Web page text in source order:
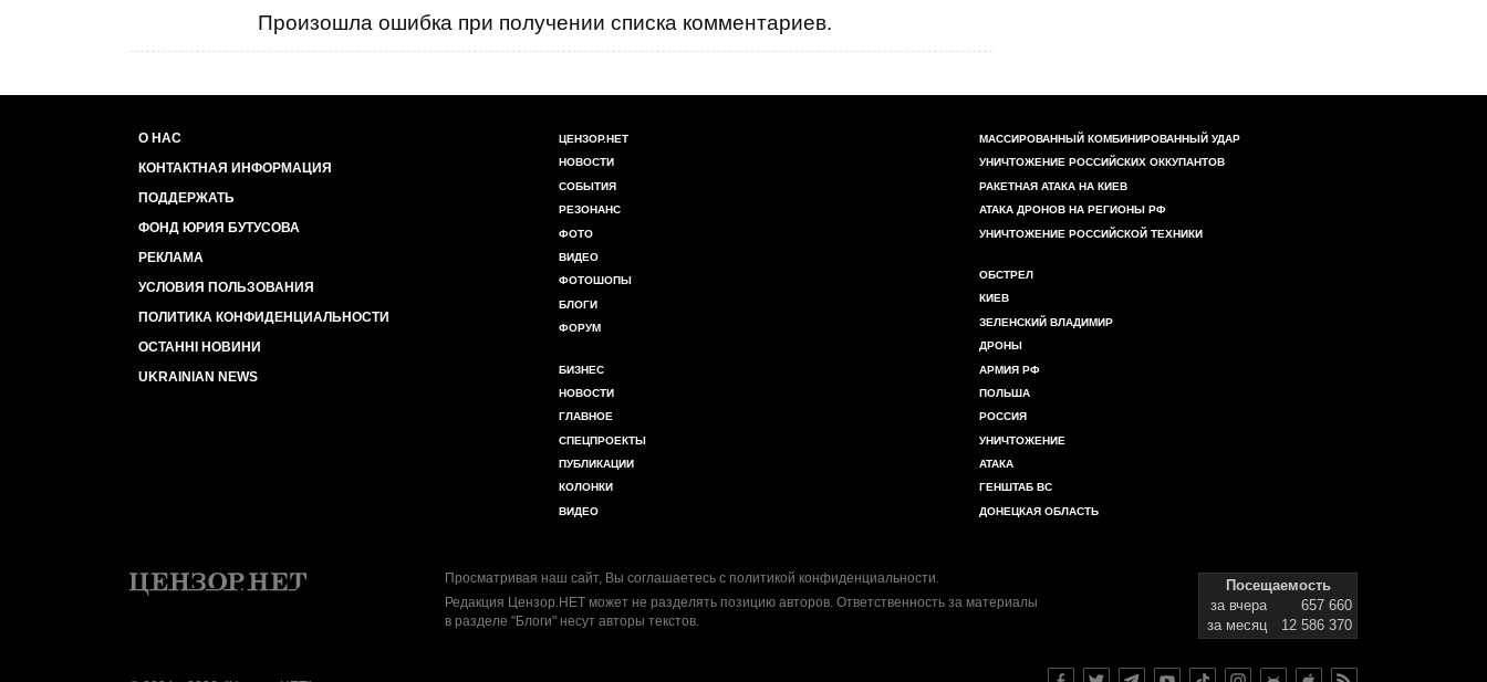
Произошла ошибка при получении списка комментариев.
О НАС
КОНТАКТНАЯ ИНФОРМАЦИЯ
ПОДДЕРЖАТЬ
ФОНД ЮРИЯ БУТУСОВА
РЕКЛАМА
УСЛОВИЯ ПОЛЬЗОВАНИЯ
ПОЛИТИКА КОНФИДЕНЦИАЛЬНОСТИ
ОСТАННІ НОВИНИ
UKRAINIAN NEWS
ЦЕНЗОР.НЕТ
НОВОСТИ
СОБЫТИЯ
РЕЗОНАНС
ФОТО
ВИДЕО
ФОТОШОПЫ
БЛОГИ
ФОРУМ
БИЗНЕС
НОВОСТИ
ГЛАВНОЕ
СПЕЦПРОЕКТЫ
ПУБЛИКАЦИИ
КОЛОНКИ
ВИДЕО
МАССИРОВАННЫЙ КОМБИНИРОВАННЫЙ УДАР
УНИЧТОЖЕНИЕ РОССИЙСКИХ ОККУПАНТОВ
РАКЕТНАЯ АТАКА НА КИЕВ
АТАКА ДРОНОВ НА РЕГИОНЫ РФ
УНИЧТОЖЕНИЕ РОССИЙСКОЙ ТЕХНИКИ
ОБСТРЕЛ
КИЕВ
ЗЕЛЕНСКИЙ ВЛАДИМИР
ДРОНЫ
АРМИЯ РФ
ПОЛЬША
РОССИЯ
УНИЧТОЖЕНИЕ
АТАКА
ГЕНШТАБ ВС
ДОНЕЦКАЯ ОБЛАСТЬ
Просматривая наш сайт, Вы соглашаетесь с политикой конфиденциальности.
Редакция Цензор.НЕТ может не разделять позицию авторов. Ответственность за материалы
в разделе "Блоги" несут авторы текстов.
Посещаемость
за вчера
657 660
за месяц
12 586 370